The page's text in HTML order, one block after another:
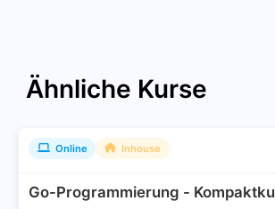
Ähnliche Kurse
Online Inhouse
Go-Programmierung -